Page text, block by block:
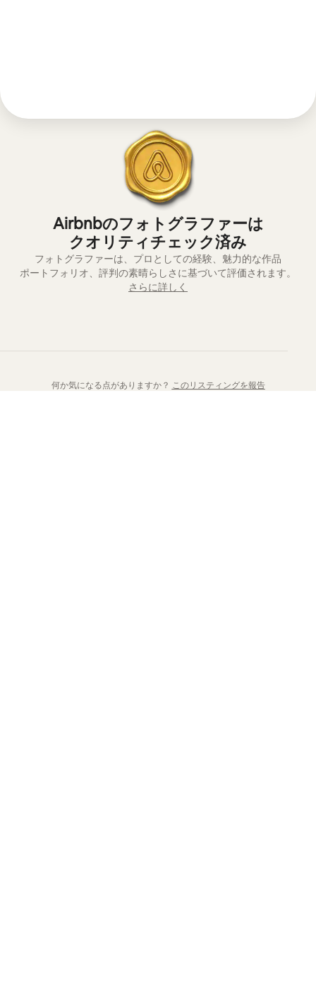
Airbnbのフォトグラファーは
ク⁠オ⁠リ⁠テ⁠ィ⁠チ⁠ェ⁠ッ⁠ク⁠済⁠み
フォトグラファーは、プロとしての経験、魅⁠力⁠的⁠な作⁠品
ポ⁠ー⁠ト⁠フ⁠ォ⁠リ⁠オ⁠、評⁠判の素⁠晴⁠ら⁠し⁠さ⁠に基⁠づ⁠い⁠て評⁠価⁠さ⁠れ⁠ま⁠す⁠。
さらに詳しく
何か気になる点がありますか？ このリスティングを報告